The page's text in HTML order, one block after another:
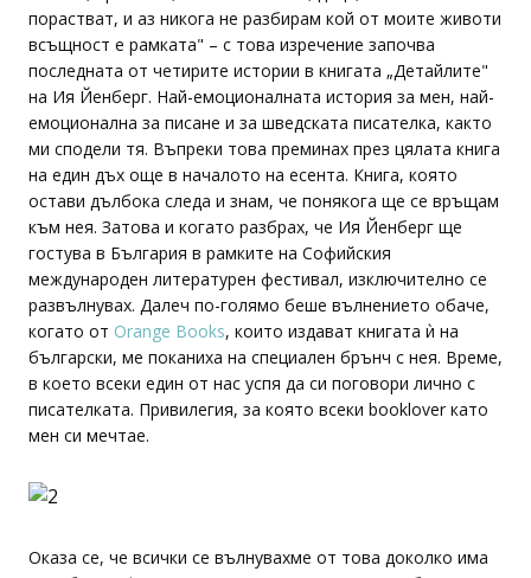
порастват, и аз никога не разбирам кой от моите животи
всъщност е рамката" – с това изречение започва
последната от четирите истории в книгата „Детайлите"
на Ия Йенберг. Най-емоционалната история за мен, най-
емоционална за писане и за шведската писателка, както
ми сподели тя. Въпреки това преминах през цялата книга
на един дъх още в началото на есента. Книга, която
остави дълбока следа и знам, че понякога ще се връщам
към нея. Затова и когато разбрах, че Ия Йенберг ще
гостува в България в рамките на Софийския
международен литературен фестивал, изключително се
развълнувах. Далеч по-голямо беше вълнението обаче,
когато от Orange Books, които издават книгата ѝ на
български, ме поканиха на специален брънч с нея. Време,
в което всеки един от нас успя да си поговори лично с
писателката. Привилегия, за която всеки booklover като
мен си мечтае.
Оказа се, че всички се вълнувахме от това доколко има